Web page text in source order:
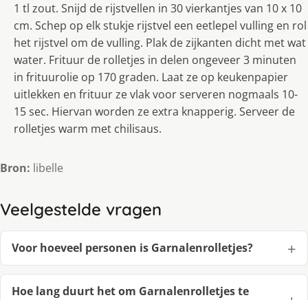
1 tl zout. Snijd de rijstvellen in 30 vierkantjes van 10 x 10
cm. Schep op elk stukje rijstvel een eetlepel vulling en rol
het rijstvel om de vulling. Plak de zijkanten dicht met wat
water. Frituur de rolletjes in delen ongeveer 3 minuten
in frituurolie op 170 graden. Laat ze op keukenpapier
uitlekken en frituur ze vlak voor serveren nogmaals 10-
15 sec. Hiervan worden ze extra knapperig. Serveer de
rolletjes warm met chilisaus.
Bron: libelle
Veelgestelde vragen
Voor hoeveel personen is Garnalenrolletjes?
Hoe lang duurt het om Garnalenrolletjes te